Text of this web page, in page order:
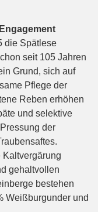
die Spätlese
seit 105 Jahren
Grund, sich auf
Pflege der
Reben erhöhen
und selektive
der
Kaltvergärung
gehaltvollen
bestehen
Weißburgunder und